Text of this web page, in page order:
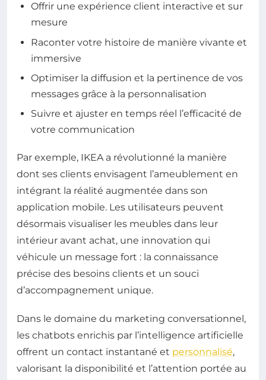
Offrir une expérience client interactive et sur
mesure
Raconter votre histoire de manière vivante et
immersive
Optimiser la diffusion et la pertinence de vos
messages grâce à la personnalisation
Suivre et ajuster en temps réel l’efficacité de
votre communication
Par exemple, IKEA a révolutionné la manière
dont ses clients envisagent l’ameublement en
intégrant la réalité augmentée dans son
application mobile. Les utilisateurs peuvent
désormais visualiser les meubles dans leur
intérieur avant achat, une innovation qui
véhicule un message fort : la connaissance
précise des besoins clients et un souci
d’accompagnement unique.
Dans le domaine du marketing conversationnel,
les chatbots enrichis par l’intelligence artificielle
offrent un contact instantané et personnalisé,
valorisant la disponibilité et l’attention portée au